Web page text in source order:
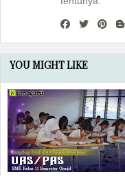
YOU MIGHT LIKE